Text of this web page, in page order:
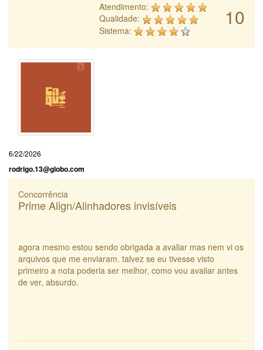
10
Atendimento:
Qualidade:
Sistema:
6/22/2026
rodrigo.13@globo.com
Concorrência
Prime Align/Alinhadores invisíveis
agora mesmo estou sendo obrigada a avaliar mas nem vi os
arquivos que me enviaram. talvez se eu tivesse visto
primeiro a nota poderia ser melhor, como vou avaliar antes
de ver, absurdo.